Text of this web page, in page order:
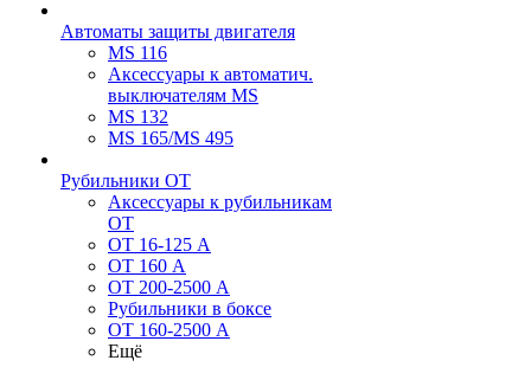
Автоматы защиты двигателя
MS 116
Аксессуары к автоматич.
выключателям MS
MS 132
MS 165/MS 495
Рубильники ОТ
Аксессуары к рубильникам
OT
OT 16-125 А
OT 160 А
OT 200-2500 А
Рубильники в боксе
OT 160-2500 А
Ещё